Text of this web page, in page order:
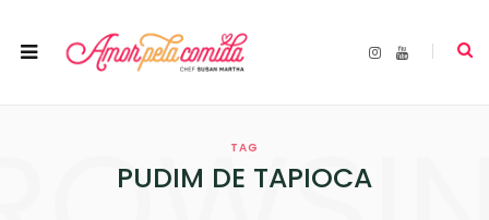
I
Y
TAG
PUDIM DE TAPIOCA